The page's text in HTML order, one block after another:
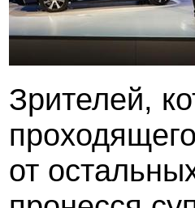
Зрителей,
от